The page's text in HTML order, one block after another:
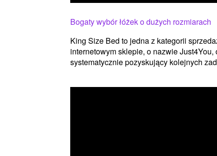
Bogaty wybór łóżek o dużych rozmiarach
King Size Bed to jedna z kategorii
internetowym sklepie, o nazwie
systematycznie pozyskujący kolejnych